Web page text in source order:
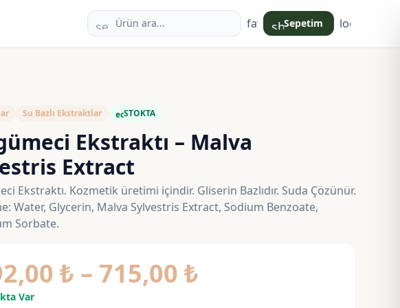
search favoriteshopping_bag
Sepetim login
Su Bazlı Ekstraktlar ecoSTOKTA
Ekstraktı – Malva
Extract
Ekstraktı. Kozmetik üretimi içindir. Gliserin Bazlıdır. Suda Çözünür.
Water, Glycerin, Malva Sylvestris Extract, Sodium Benzoate,
Sorbate.
₺ – 715,00 ₺
Var